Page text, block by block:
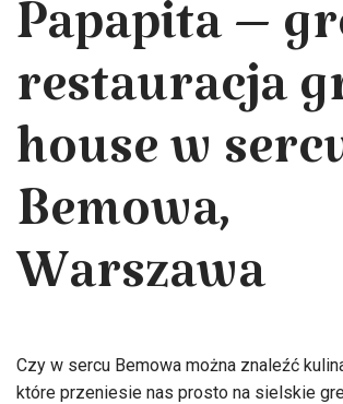
Papapita –
restauracja
house w
Bemowa,
Warszawa
Czy w sercu Bemowa można znaleźć
które przeniesie nas prosto na sielskie